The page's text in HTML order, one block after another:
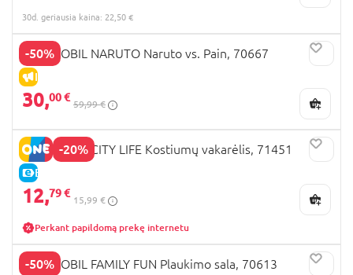
30d. geriausia kaina: 22,50 €
-50%
IŠPARDAVIMAS
PLAYMOBIL NARUTO Naruto vs. Pain, 70667
30,00 €
59,99 €
-20%
E-KAINA
PLAYMOBIL CITY LIFE Kostiumų vakarėlis, 71451
12,79 €
15,99 €
Perkant papildomą prekę internetu
-50%
PLAYMOBIL FAMILY FUN Plaukimo sala, 70613